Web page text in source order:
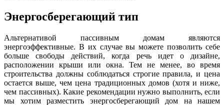
Энергосберегающий тип
Альтернативой пассивным домам являются
энергоэффективные. В их случае вы можете позволить себе
больше свободы действий, когда речь идет о дизайне,
расположении крыши или окна. Тем не менее, во время
строительства должны соблюдаться строгие правила, и цена
остается выше, чем цена традиционных домов (хотя и ниже,
чем пассивных). Какие рекомендации нужно выполнить, если
мы хотим разместить энергосберегающий дом на нашем